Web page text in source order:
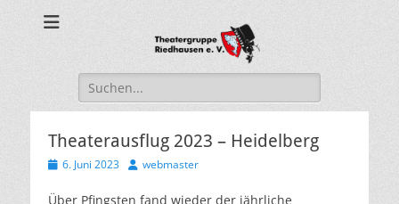
Theatergruppe
Riedhausen
Suche
nach:
Theaterausflug 2023 – Heidelberg
Veröffentlicht
6. Juni 2023 Autorwebmaster
Über Pfingsten fand wieder der jährliche